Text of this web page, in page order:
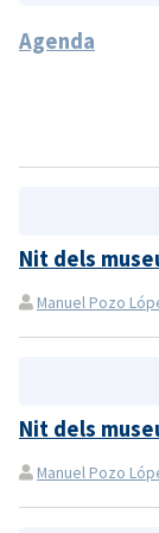
Agenda
Nit dels
Manuel Pozo
Nit dels
Manuel Pozo